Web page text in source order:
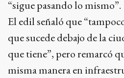
“sigue pasando lo mismo”.
El edil señaló que
que sucede debajo de la
que tiene”, pero remarcó
misma manera en